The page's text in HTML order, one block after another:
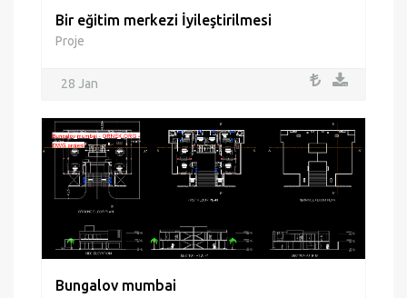
Bir eğitim merkezi İyileştirilmesi
Proje
28 Jan
Bungalov mumbai